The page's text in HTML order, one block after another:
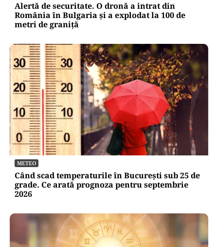
Alertă de securitate. O dronă a intrat din
România în Bulgaria şi a explodat la 100 de
metri de graniţă
METEO
Când scad temperaturile în București sub 25 de
grade. Ce arată prognoza pentru septembrie
2026